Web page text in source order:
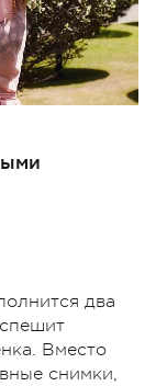
два
Вместо
снимки,